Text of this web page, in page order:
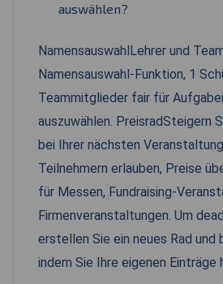
auswählen?
NamensauswahlLehrer und
Namensauswahl-Funktion, 1
Teammitglieder fair für
auszuwählen. PreisradSteigern
bei Ihrer nächsten
Teilnehmern erlauben, Preise
für Messen, Fundraising-
Firmenveranstaltungen. Um
erstellen Sie ein neues Rad und
indem Sie Ihre eigenen Einträge